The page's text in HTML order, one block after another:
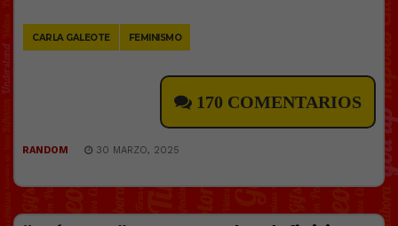
CARLA GALEOTE FEMINISMO
170 COMENTARIOS
RANDOM 30 MARZO, 2025